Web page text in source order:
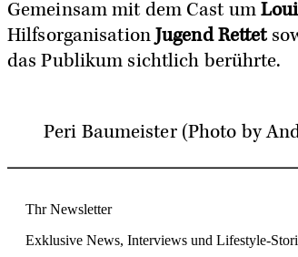
Gemeinsam mit dem Cast um
HilfsorganisationJugend Rettet
das Publikum sichtlich berührte.
Peri Baumeister (Photo by
Thr Newsletter
Exklusive News, Interviews und Lifestyle-